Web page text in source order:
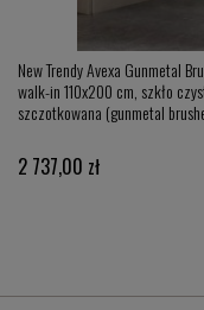
New Trendy Avexa Gunmetal
walk-in 110x200 cm, szkło
szczotkowana (gunmetal
2 737,00 zł